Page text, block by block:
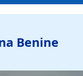
Benine